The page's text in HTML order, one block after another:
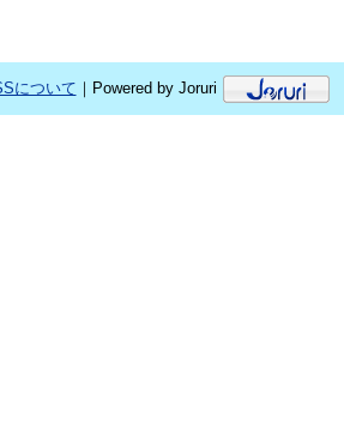
について ｜Powered by Joruri